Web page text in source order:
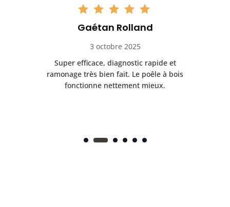
Gaétan Rolland
3 octobre 2025
Super efficace, diagnostic rapide et
ramonage très bien fait. Le poêle à bois
fonctionne nettement mieux.